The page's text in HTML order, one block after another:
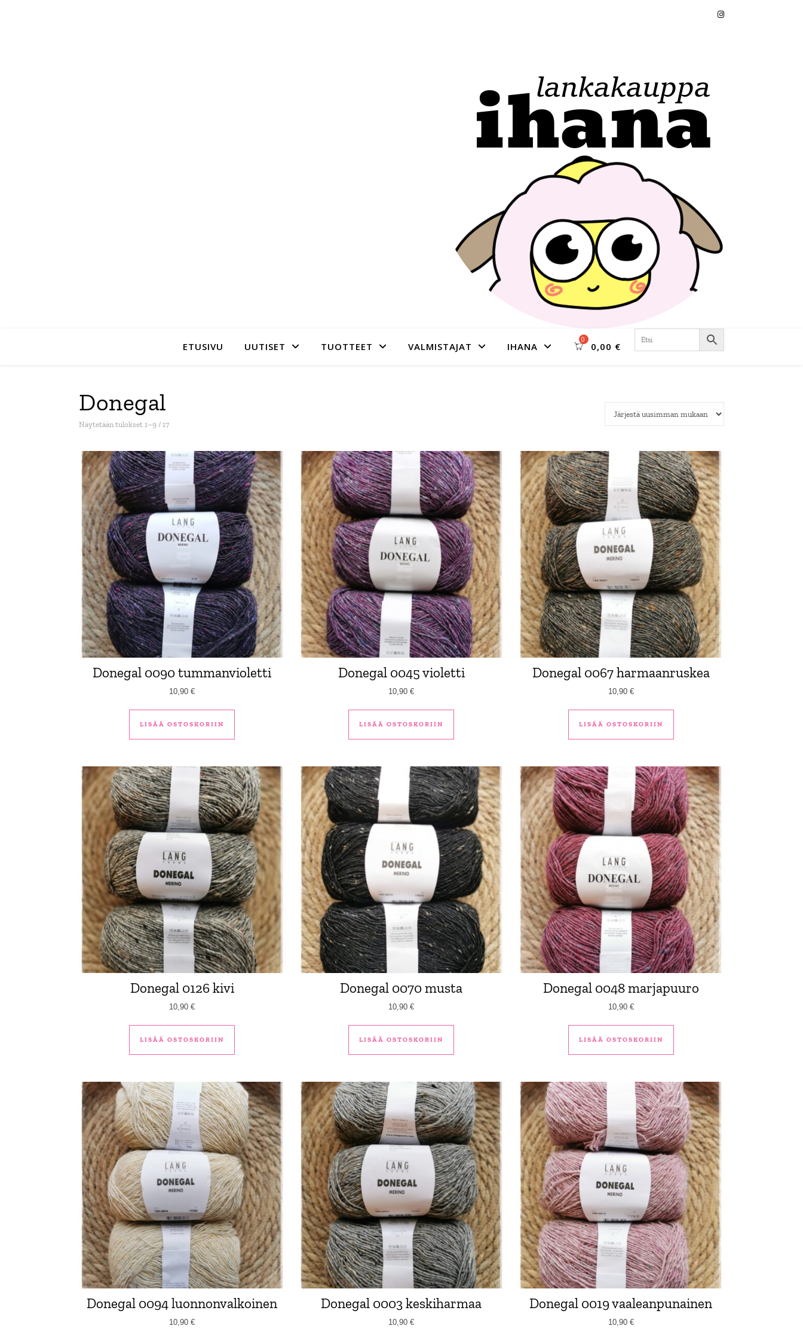
ETUSIVU UUTISET TUOTTEET VALMISTAJAT IHANA 0,00 €
Donegal
Näytetään tulokset 1–9 / 17Sorted by latest
Donegal 0090 tummanvioletti
10,90€
LISÄÄ OSTOSKORIIN
Donegal 0045 violetti
10,90€
LISÄÄ OSTOSKORIIN
Donegal 0067 harmaanruskea
10,90 €
LISÄÄ OSTOSKORIIN
Donegal 0126 kivi
10,90€
LISÄÄ OSTOSKORIIN
Donegal 0070 musta
10,90€
LISÄÄ OSTOSKORIIN
Donegal 0048 marjapuuro
10,90 €
LISÄÄ OSTOSKORIIN
Donegal 0094 luonnonvalkoinen
10,90€
Donegal 0003 keskiharmaa
10,90€
Donegal 0019 vaaleanpunainen
10,90 €